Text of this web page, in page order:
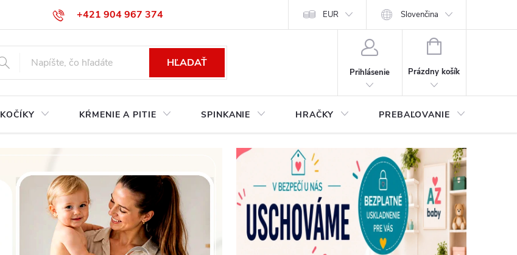
+421 904 967 374‬
info@babycarseats.sk
EUR Slovenčina
HĽADAŤ
Prihlásenie
NÁKUPNÝ
Prázdny košík
KOČÍKY KŔMENIE A PITIE SPINKANIE HRAČKY PREBAĽOVANIE